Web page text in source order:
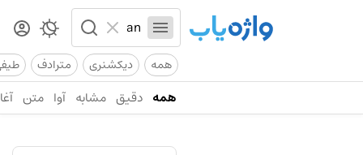
همه دیکشنری مترادف
همه دقیق مشابه آوا متن